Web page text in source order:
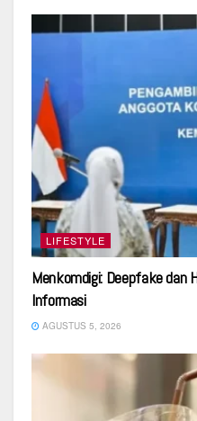
LIFESTYLE
Menkomdigi: Deepfake dan
Informasi
AGUSTUS 5, 2026